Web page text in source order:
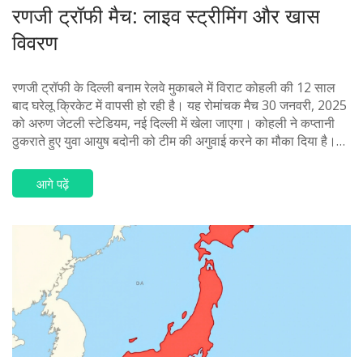
रणजी ट्रॉफी मैच: लाइव स्ट्रीमिंग और खास
विवरण
रणजी ट्रॉफी के दिल्ली बनाम रेलवे मुकाबले में विराट कोहली की 12 साल
बाद घरेलू क्रिकेट में वापसी हो रही है। यह रोमांचक मैच 30 जनवरी, 2025
को अरुण जेटली स्टेडियम, नई दिल्ली में खेला जाएगा। कोहली ने कप्तानी
ठुकराते हुए युवा आयुष बदोनी को टीम की अगुवाई करने का मौका दिया है।
आगे पढ़ें